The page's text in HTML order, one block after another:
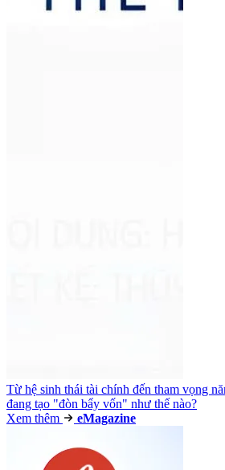
Từ hệ sinh thái tài chính đến tham vọng
đang tạo "đòn bẩy vốn" như thế nào?
Xem thêm
eMagazine